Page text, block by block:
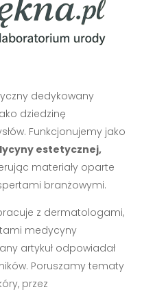
dedykowany
dziedzinę
Funkcjonujemy jako
estetycznej,
materiały oparte
branżowymi.
z dermatologami,
medycyny
artykuł odpowiadał
Poruszamy tematy
przez